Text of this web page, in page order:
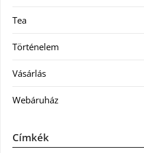
Tea
Történelem
Vásárlás
Webáruház
Címkék